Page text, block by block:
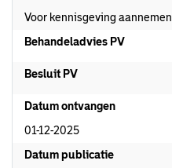
Voor kennisgeving aannemen
Behandeladvies PV
Besluit PV
Datum ontvangen
01-12-2025
Datum publicatie